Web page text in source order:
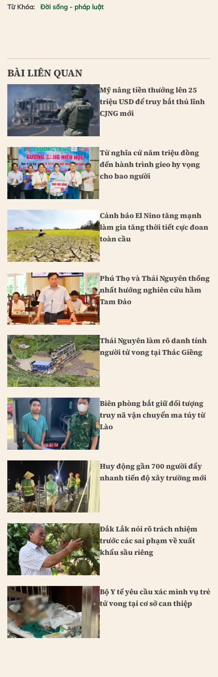
Từ Khóa: Đời sống - pháp luật
BÀI LIÊN QUAN
Mỹ nâng tiền thưởng lên 25
triệu USD để truy bắt thủ lĩnh
CJNG mới
Từ nghĩa cử năm triệu đồng
đến hành trình gieo hy vọng
cho bao người
Cảnh báo El Nino tăng mạnh
làm gia tăng thời tiết cực đoan
toàn cầu
Phú Thọ và Thái Nguyên thống
nhất hướng nghiên cứu hầm
Tam Đảo
Thái Nguyên làm rõ danh tính
người tử vong tại Thác Giềng
Biên phòng bắt giữ đối tượng
truy nã vận chuyển ma túy từ
Lào
Huy động gần 700 người đẩy
nhanh tiến độ xây trường mới
Đắk Lắk nói rõ trách nhiệm
trước các sai phạm về xuất
khẩu sầu riêng
Bộ Y tế yêu cầu xác minh vụ trẻ
tử vong tại cơ sở can thiệp